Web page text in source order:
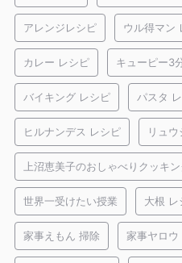
アレンジレシピ ウル得マン
カレー レシピ キューピー3
バイキング レシピ パスタ
ヒルナンデス レシピ リュウ
上沼恵美子のおしゃべりクッキ
世界一受けたい授業 大根 レ
家事えもん 掃除 家事ヤロウ